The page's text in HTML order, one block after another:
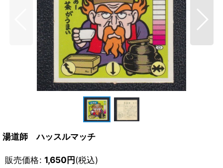
湯道師 ハッスルマッチ
販売価格: 1,650円(税込)